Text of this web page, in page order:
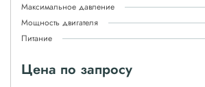
Максимальное давление
Мощность двигателя
Питание
Цена по запросу